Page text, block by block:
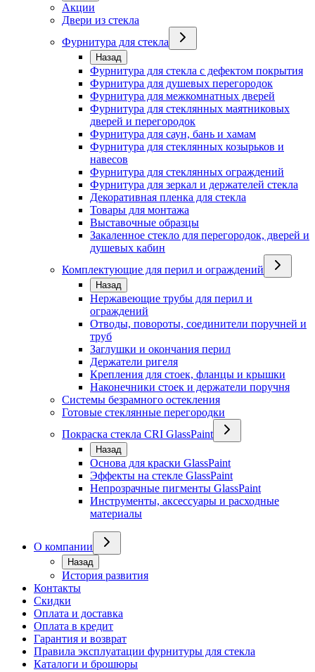
Акции
Двери из стекла
Фурнитура для стекла
Назад
Фурнитура для стекла с дефектом покрытия
Фурнитура для душевых перегородок
Фурнитура для межкомнатных дверей
Фурнитура для стеклянных маятниковых
дверей и перегородок
Фурнитура для саун, бань и хамам
Фурнитура для стеклянных козырьков и
навесов
Фурнитура для стеклянных ограждений
Фурнитура для зеркал и держателей стекла
Декоративная пленка для стекла
Товары для монтажа
Выставочные образцы
Закаленное стекло для перегородок, дверей и
душевых кабин
Комплектующие для перил и ограждений
Назад
Нержавеющие трубы для перил и
ограждений
Отводы, повороты, соединители поручней и
труб
Заглушки и окончания перил
Держатели ригеля
Крепления для стоек, фланцы и крышки
Наконечники стоек и держатели поручня
Системы безрамного остекления
Готовые стеклянные перегородки
Покраска стекла CRI GlassPaint
Назад
Основа для краски GlassPaint
Эффекты на стекле GlassPaint
Непрозрачные пигменты GlassPaint
Инструменты, аксессуары и расходные
материалы
О компании
Назад
История развития
Контакты
Скидки
Оплата и доставка
Оплата в кредит
Гарантия и возврат
Правила эксплуатации фурнитуры для стекла
Каталоги и брошюры